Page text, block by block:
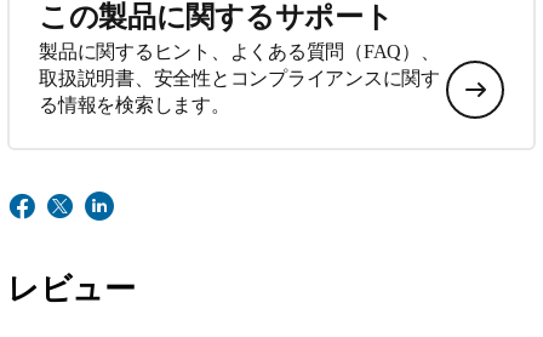
この製品に関するサポート
製品に関するヒント、よくある質問（FAQ）、
取扱説明書、安全性とコンプライアンスに関す
る情報を検索します。
レビュー